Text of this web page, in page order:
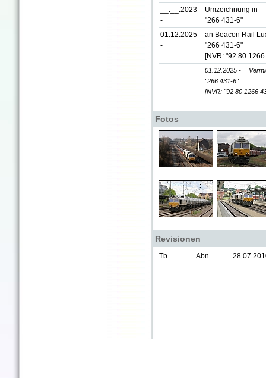
__.__.2023
-
Umzeichnung in
"266 431-6"
01.12.2025
-
an Beacon Rail
"266 431-6"
[NVR: "92 80
01.12.2025 -
"266 431-6"
[NVR: "92 80 1266
Fotos
Revisionen
Tb Abn